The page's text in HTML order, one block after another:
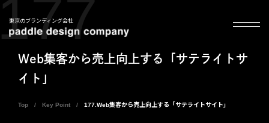
東京のブランディング会社
Web集客から売上向上する「サテライトサ
イト」
Top Key Point 177.Web集客から売上向上する「サテライトサイト」